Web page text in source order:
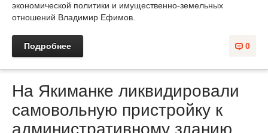
экономической политики и имущественно-земельных
отношений Владимир Ефимов.
0
Подробнее
На Якиманке ликвидировали
самовольную пристройку к
административному зданию